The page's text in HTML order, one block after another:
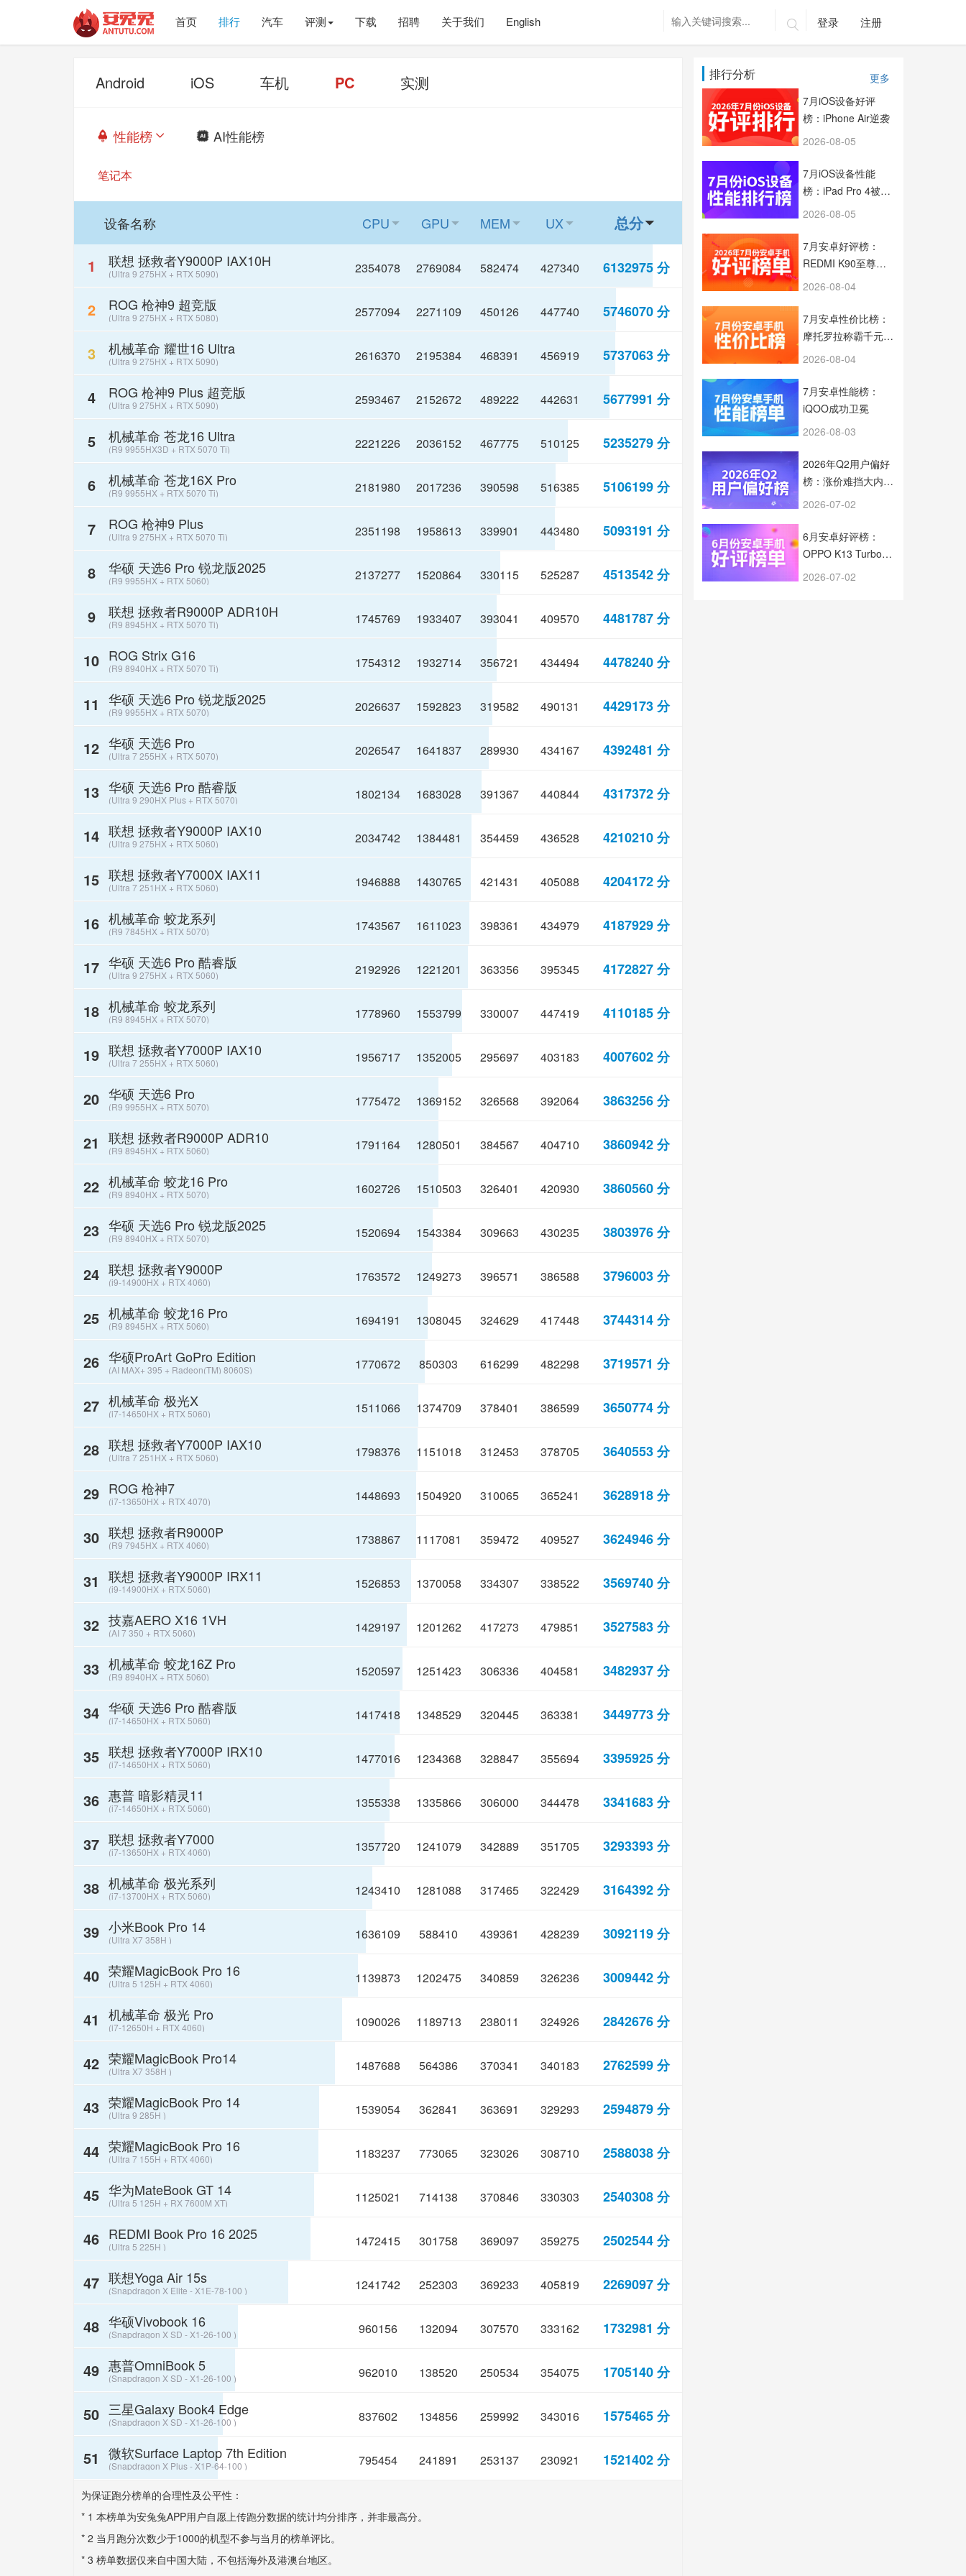
首页 排行 汽车 评测 下载 招聘 关于我们 English  登录 注册
Android iOS 车机 PC 实测
性能榜  AI性能榜
笔记本
设备名称 CPU  GPU  MEM  UX  总分
1 联想 拯救者Y9000P IAX10H
(Ultra 9 275HX + RTX 5090) 2354078 2769084 582474 427340 6132975 分
2 ROG 枪神9 超竞版
(Ultra 9 275HX + RTX 5080) 2577094 2271109 450126 447740 5746070 分
3 机械革命 耀世16 Ultra
(Ultra 9 275HX + RTX 5090) 2616370 2195384 468391 456919 5737063 分
4 ROG 枪神9 Plus 超竞版
(Ultra 9 275HX + RTX 5090) 2593467 2152672 489222 442631 5677991 分
5 机械革命 苍龙16 Ultra
(R9 9955HX3D + RTX 5070 Ti) 2221226 2036152 467775 510125 5235279 分
6 机械革命 苍龙16X Pro
(R9 9955HX + RTX 5070 Ti) 2181980 2017236 390598 516385 5106199 分
7 ROG 枪神9 Plus
(Ultra 9 275HX + RTX 5070 Ti) 2351198 1958613 339901 443480 5093191 分
8 华硕 天选6 Pro 锐龙版2025
(R9 9955HX + RTX 5060) 2137277 1520864 330115 525287 4513542 分
9 联想 拯救者R9000P ADR10H
(R9 8945HX + RTX 5070 Ti) 1745769 1933407 393041 409570 4481787 分
10 ROG Strix G16
(R9 8940HX + RTX 5070 Ti) 1754312 1932714 356721 434494 4478240 分
11 华硕 天选6 Pro 锐龙版2025
(R9 9955HX + RTX 5070) 2026637 1592823 319582 490131 4429173 分
12 华硕 天选6 Pro
(Ultra 7 255HX + RTX 5070) 2026547 1641837 289930 434167 4392481 分
13 华硕 天选6 Pro 酷睿版
(Ultra 9 290HX Plus + RTX 5070) 1802134 1683028 391367 440844 4317372 分
14 联想 拯救者Y9000P IAX10
(Ultra 9 275HX + RTX 5060) 2034742 1384481 354459 436528 4210210 分
15 联想 拯救者Y7000X IAX11
(Ultra 7 251HX + RTX 5060) 1946888 1430765 421431 405088 4204172 分
16 机械革命 蛟龙系列
(R9 7845HX + RTX 5070) 1743567 1611023 398361 434979 4187929 分
17 华硕 天选6 Pro 酷睿版
(Ultra 9 275HX + RTX 5060) 2192926 1221201 363356 395345 4172827 分
18 机械革命 蛟龙系列
(R9 8945HX + RTX 5070) 1778960 1553799 330007 447419 4110185 分
19 联想 拯救者Y7000P IAX10
(Ultra 7 255HX + RTX 5060) 1956717 1352005 295697 403183 4007602 分
20 华硕 天选6 Pro
(R9 9955HX + RTX 5070) 1775472 1369152 326568 392064 3863256 分
21 联想 拯救者R9000P ADR10
(R9 8945HX + RTX 5060) 1791164 1280501 384567 404710 3860942 分
22 机械革命 蛟龙16 Pro
(R9 8940HX + RTX 5070) 1602726 1510503 326401 420930 3860560 分
23 华硕 天选6 Pro 锐龙版2025
(R9 8940HX + RTX 5070) 1520694 1543384 309663 430235 3803976 分
24 联想 拯救者Y9000P
(i9-14900HX + RTX 4060) 1763572 1249273 396571 386588 3796003 分
25 机械革命 蛟龙16 Pro
(R9 8945HX + RTX 5060) 1694191 1308045 324629 417448 3744314 分
26 华硕ProArt GoPro Edition
(AI MAX+ 395 + Radeon(TM) 8060S) 1770672 850303 616299 482298 3719571 分
27 机械革命 极光X
(i7-14650HX + RTX 5060) 1511066 1374709 378401 386599 3650774 分
28 联想 拯救者Y7000P IAX10
(Ultra 7 251HX + RTX 5060) 1798376 1151018 312453 378705 3640553 分
29 ROG 枪神7
(i7-13650HX + RTX 4070) 1448693 1504920 310065 365241 3628918 分
30 联想 拯救者R9000P
(R9 7945HX + RTX 4060) 1738867 1117081 359472 409527 3624946 分
31 联想 拯救者Y9000P IRX11
(i9-14900HX + RTX 5060) 1526853 1370058 334307 338522 3569740 分
32 技嘉AERO X16 1VH
(AI 7 350 + RTX 5060) 1429197 1201262 417273 479851 3527583 分
33 机械革命 蛟龙16Z Pro
(R9 8940HX + RTX 5060) 1520597 1251423 306336 404581 3482937 分
34 华硕 天选6 Pro 酷睿版
(i7-14650HX + RTX 5060) 1417418 1348529 320445 363381 3449773 分
35 联想 拯救者Y7000P IRX10
(i7-14650HX + RTX 5060) 1477016 1234368 328847 355694 3395925 分
36 惠普 暗影精灵11
(i7-14650HX + RTX 5060) 1355338 1335866 306000 344478 3341683 分
37 联想 拯救者Y7000
(i7-13650HX + RTX 4060) 1357720 1241079 342889 351705 3293393 分
38 机械革命 极光系列
(i7-13700HX + RTX 5060) 1243410 1281088 317465 322429 3164392 分
39 小米Book Pro 14
(Ultra X7 358H ) 1636109 588410 439361 428239 3092119 分
40 荣耀MagicBook Pro 16
(Ultra 5 125H + RTX 4060) 1139873 1202475 340859 326236 3009442 分
41 机械革命 极光 Pro
(i7-12650H + RTX 4060) 1090026 1189713 238011 324926 2842676 分
42 荣耀MagicBook Pro14
(Ultra X7 358H ) 1487688 564386 370341 340183 2762599 分
43 荣耀MagicBook Pro 14
(Ultra 9 285H ) 1539054 362841 363691 329293 2594879 分
44 荣耀MagicBook Pro 16
(Ultra 7 155H + RTX 4060) 1183237 773065 323026 308710 2588038 分
45 华为MateBook GT 14
(Ultra 5 125H + RX 7600M XT) 1125021 714138 370846 330303 2540308 分
46 REDMI Book Pro 16 2025
(Ultra 5 225H ) 1472415 301758 369097 359275 2502544 分
47 联想Yoga Air 15s
(Snapdragon X Elite - X1E-78-100 ) 1241742 252303 369233 405819 2269097 分
48 华硕Vivobook 16
(Snapdragon X SD - X1-26-100 ) 960156 132094 307570 333162 1732981 分
49 惠普OmniBook 5
(Snapdragon X SD - X1-26-100 ) 962010 138520 250534 354075 1705140 分
50 三星Galaxy Book4 Edge
(Snapdragon X SD - X1-26-100 ) 837602 134856 259992 343016 1575465 分
51 微软Surface Laptop 7th Edition
(Snapdragon X Plus - X1P-64-100 ) 795454 241891 253137 230921 1521402 分
为保证跑分榜单的合理性及公平性：
* 1 本榜单为安兔兔APP用户自愿上传跑分数据的统计均分排序，并非最高分。
* 2 当月跑分次数少于1000的机型不参与当月的榜单评比。
* 3 榜单数据仅来自中国大陆，不包括海外及港澳台地区。
排行分析
更多
7月iOS设备好评
榜：iPhone Air逆袭
2026-08-05
7月iOS设备性能
榜：iPad Pro 4被踢
出局
2026-08-05
7月安卓好评榜：
REDMI K90至尊版
新机即夺冠 OPPO占
2026-08-04
7月安卓性价比榜：
摩托罗拉称霸千元档
旗舰芯片全面下放
2026-08-04
7月安卓性能榜：
iQOO成功卫冕
2026-08-03
2026年Q2用户偏好
榜：涨价难挡大内存
趋势
2026-07-02
6月安卓好评榜：
OPPO K13 Turbo
5G拿下榜首
2026-07-02